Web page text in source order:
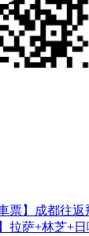
票】成都往
拉萨+林芝+